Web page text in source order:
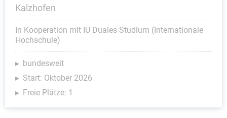
Kalzhofen
In Kooperation mit IU Duales Studium (Internationale
Hochschule)
bundesweit
Start: Oktober 2026
Freie Plätze: 1